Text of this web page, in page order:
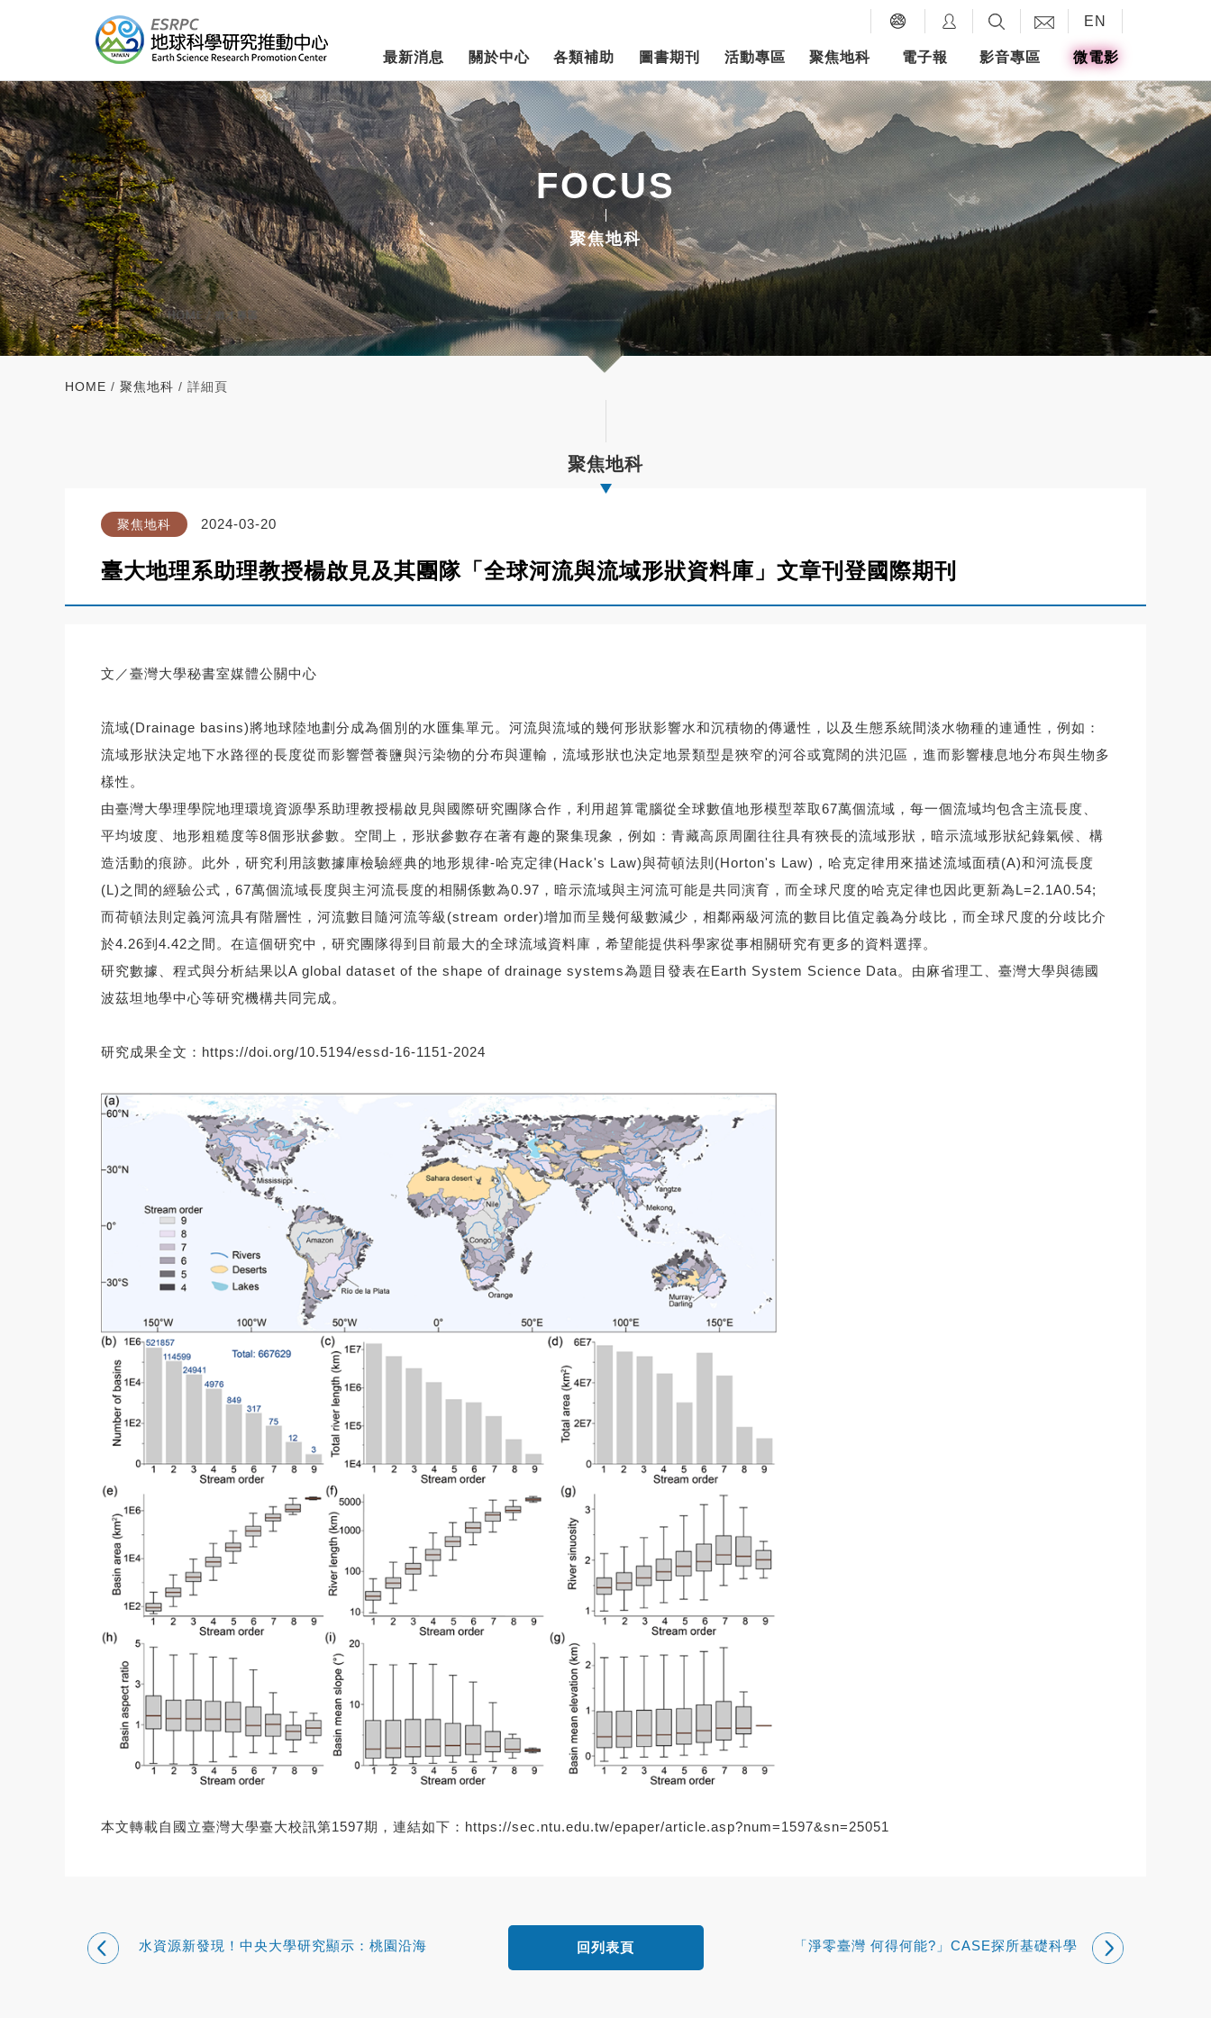
EN
最新消息 關於中心 各類補助 圖書期刊 活動專區 聚焦地科 電子報 影音專區 微電影
FOCUS
聚焦地科
HOME / 聚焦地科 / 詳細頁
聚焦地科
聚焦地科 2024-03-20
臺大地理系助理教授楊啟見及其團隊「全球河流與流域形狀資料庫」文章刊登國際期刊
文／臺灣大學秘書室媒體公關中心
流域(Drainage basins)將地球陸地劃分成為個別的水匯集單元。河流與流域的幾何形狀影響水和沉積物的傳遞性，以及生態系統間淡水物種的連通性，例如：
流域形狀決定地下水路徑的長度從而影響營養鹽與污染物的分布與運輸，流域形狀也決定地景類型是狹窄的河谷或寬闊的洪氾區，進而影響棲息地分布與生物多
樣性。
由臺灣大學理學院地理環境資源學系助理教授楊啟見與國際研究團隊合作，利用超算電腦從全球數值地形模型萃取67萬個流域，每一個流域均包含主流長度、
平均坡度、地形粗糙度等8個形狀參數。空間上，形狀參數存在著有趣的聚集現象，例如：青藏高原周圍往往具有狹長的流域形狀，暗示流域形狀紀錄氣候、構
造活動的痕跡。此外，研究利用該數據庫檢驗經典的地形規律-哈克定律(Hack's Law)與荷頓法則(Horton's Law)，哈克定律用來描述流域面積(A)和河流長度
(L)之間的經驗公式，67萬個流域長度與主河流長度的相關係數為0.97，暗示流域與主河流可能是共同演育，而全球尺度的哈克定律也因此更新為L=2.1A0.54;
而荷頓法則定義河流具有階層性，河流數目隨河流等級(stream order)增加而呈幾何級數減少，相鄰兩級河流的數目比值定義為分歧比，而全球尺度的分歧比介
於4.26到4.42之間。在這個研究中，研究團隊得到目前最大的全球流域資料庫，希望能提供科學家從事相關研究有更多的資料選擇。
研究數據、程式與分析結果以A global dataset of the shape of drainage systems為題目發表在Earth System Science Data。由麻省理工、臺灣大學與德國
波茲坦地學中心等研究機構共同完成。
研究成果全文： https://doi.org/10.5194/essd-16-1151-2024
本文轉載自國立臺灣大學臺大校訊第1597期，連結如下： https://sec.ntu.edu.tw/epaper/article.asp?num=1597&sn=25051
水資源新發現！中央大學研究顯示：桃園沿海
「淨零臺灣 何得何能?」CASE探所基礎科學
回列表頁